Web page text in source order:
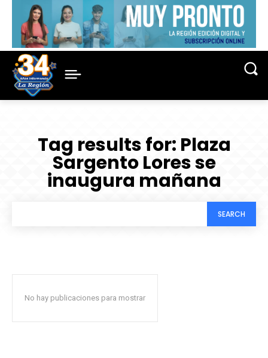
Tag results for: Plaza
Sargento Lores se
inaugura mañana
SEARCH
No hay publicaciones para mostrar